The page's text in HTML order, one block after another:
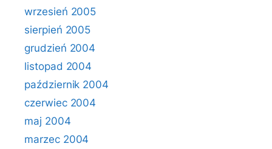
wrzesień 2005
sierpień 2005
grudzień 2004
listopad 2004
październik 2004
czerwiec 2004
maj 2004
marzec 2004